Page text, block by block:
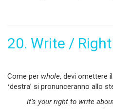
20. Write / Right
Come per whole, devi omettere il
ʻdestra’ si pronunceranno allo
It’s your right to write